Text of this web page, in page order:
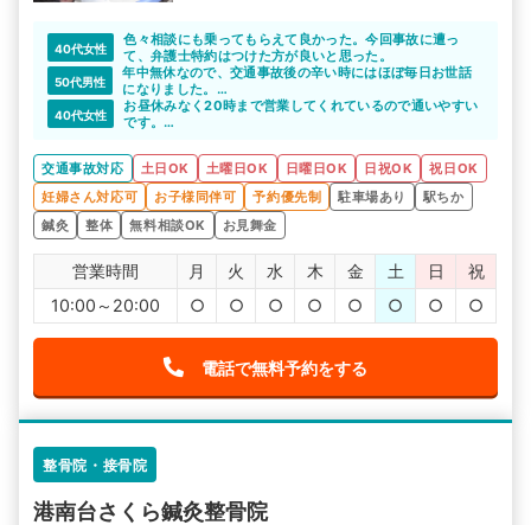
40代女性
色々相談にも乗ってもらえて良かった。今回事故に遭っ
て、弁護士特約はつけた方が良いと思った。
50代男性
年中無休なので、交通事故後の辛い時にはほぼ毎日お世話
になりました。
おかげで後遺症なども見られず感謝しています。
40代女性
お昼休みなく20時まで営業してくれているので通いやすい
です。
交通事故対応
土日OK 土曜日OK 日曜日OK 日祝OK
祝日OK
妊婦さん対応可
お子様同伴可 予約優先制 駐車場あり
駅ちか
鍼灸
整体 無料相談OK お見舞金
営業時間 月 火 水 木 金 土 日
祝
10:00～20:00
○ ○ ○ ○ ○ ○ ○ ○
電話で無料予約をする
整骨院・接骨院
港南台さくら鍼灸整骨院